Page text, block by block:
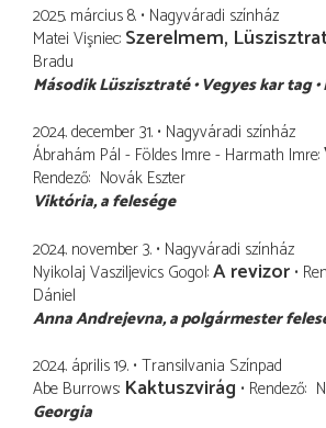
2025. március 8. Nagyváradi színház
Matei Vişniec Szerelmem,
Bradu
Második Lüszisztraté Vegyes kar tag
2024. december 31. Nagyváradi színház
Ábrahám Pál - Földes Imre - Harmath Imre
Rendező Novák Eszter
Viktória a felesége
2024. november 3. Nagyváradi színház
Nyikolaj Vasziljevics Gogol A revizor
Dániel
Anna Andrejevna a polgármester
2024. április 19. Transilvania Színpad
Abe Burrows Kaktuszvirág Rendező
Georgia